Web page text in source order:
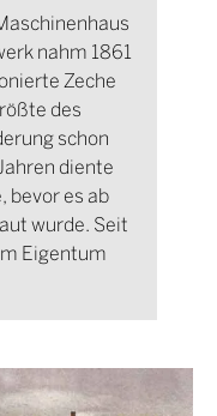
nahm 1861
Zeche
des
schon
diente
bevor es ab
wurde. Seit
Eigentum